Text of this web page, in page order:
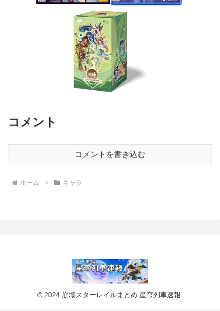
コメント
コメントを書き込む
ホーム キャラ
© 2024 崩壊スターレイルまとめ 星穹列車速報.